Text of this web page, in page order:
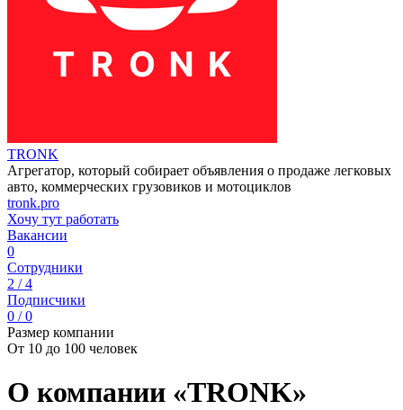
TRONK
Агрегатор, который собирает объявления о продаже легковых
авто, коммерческих грузовиков и мотоциклов
tronk.pro
Хочу тут работать
Вакансии
0
Сотрудники
2 / 4
Подписчики
0 / 0
Размер компании
От 10 до 100 человек
О компании «TRONK»